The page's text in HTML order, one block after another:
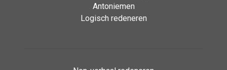
Antoniemen
Logisch redeneren